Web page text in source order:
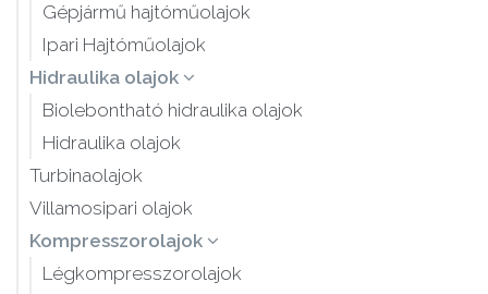
Gépjármű hajtóműolajok
Ipari Hajtóműolajok
Hidraulika olajok
Biolebontható hidraulika olajok
Hidraulika olajok
Turbinaolajok
Villamosipari olajok
Kompresszorolajok
Légkompresszorolajok